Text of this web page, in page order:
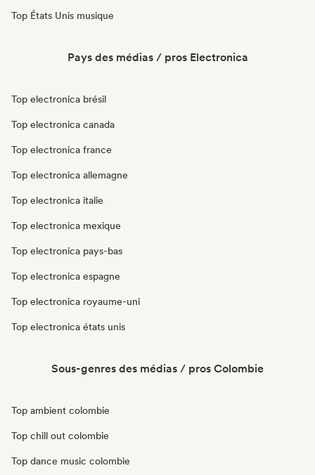
Top États Unis musique
Pays des médias / pros Electronica
Top electronica brésil
Top electronica canada
Top electronica france
Top electronica allemagne
Top electronica italie
Top electronica mexique
Top electronica pays-bas
Top electronica espagne
Top electronica royaume-uni
Top electronica états unis
Sous-genres des médias / pros Colombie
Top ambient colombie
Top chill out colombie
Top dance music colombie